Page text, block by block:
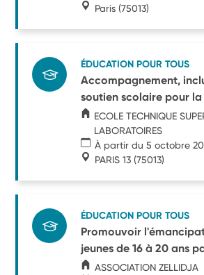
Paris (75013)
ÉDUCATION POUR TOUS
Accompagnement,
soutien scolaire pour la
ECOLE TECHNIQUE
LABORATOIRES
À partir du 5 octobre
PARIS 13 (75013)
ÉDUCATION POUR TOUS
Promouvoir
jeunes de 16 à 20 ans
ASSOCIATION ZELLIDJA